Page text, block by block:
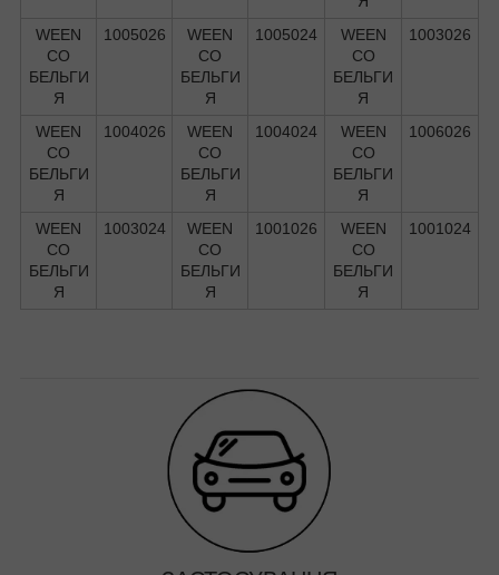
WEEN
CO
БЕЛЬГИ
Я
1005026
WEEN
CO
БЕЛЬГИ
Я
1005024
WEEN
CO
БЕЛЬГИ
Я
1003026
WEEN
CO
БЕЛЬГИ
Я
1004026
WEEN
CO
БЕЛЬГИ
Я
1004024
WEEN
CO
БЕЛЬГИ
Я
1006026
WEEN
CO
БЕЛЬГИ
Я
1003024
WEEN
CO
БЕЛЬГИ
Я
1001026
WEEN
CO
БЕЛЬГИ
Я
1001024